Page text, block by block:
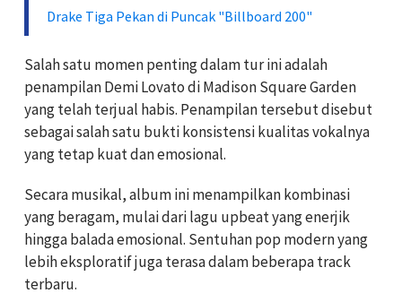
Drake Tiga Pekan di Puncak "Billboard 200"
Salah satu momen penting dalam tur ini adalah
penampilanDemi LovatodiMadison Square Garden
yang telah terjual habis. Penampilan tersebut disebut
sebagai salah satu bukti konsistensi kualitas vokalnya
yang tetap kuat dan emosional.
Secara musikal, album ini menampilkan kombinasi
yang beragam, mulai dari lagu upbeat yang enerjik
hingga balada emosional. Sentuhan pop modern yang
lebih eksploratif juga terasa dalam beberapa track
terbaru.